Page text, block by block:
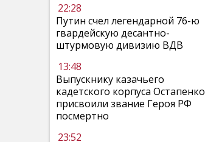
22:28
Путин счел легендарной 76-ю
гвардейскую десантно-
штурмовую дивизию ВДВ
13:48
Выпускнику казачьего
кадетского корпуса Остапенко
присвоили звание Героя РФ
посмертно
23:52